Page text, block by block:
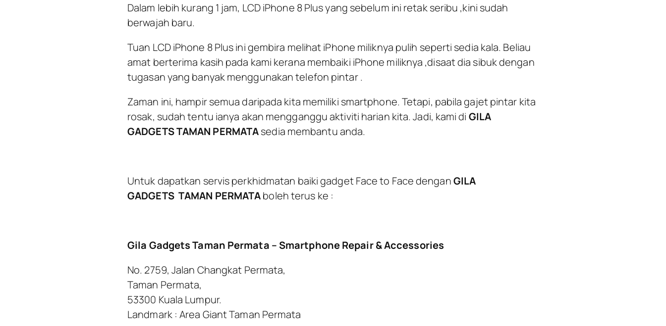
Dalam lebih kurang 1 jam, LCD iPhone 8 Plus yang sebelum ini retak seribu ,kini sudah
berwajah baru.
Tuan LCD iPhone 8 Plus ini gembira melihat iPhone miliknya pulih seperti sedia kala. Beliau
amat berterima kasih pada kami kerana membaiki iPhone miliknya ,disaat dia sibuk dengan
tugasan yang banyak menggunakan telefon pintar .
Zaman ini, hampir semua daripada kita memiliki smartphone. Tetapi, pabila gajet pintar kita
rosak, sudah tentu ianya akan mengganggu aktiviti harian kita. Jadi, kami di GILA
GADGETS TAMAN PERMATAsedia membantu anda.
Untuk dapatkan servis perkhidmatan baiki gadget Face to Face denganGILA
GADGETS TAMAN PERMATAboleh terus ke :
Gila Gadgets Taman Permata – Smartphone Repair & Accessories
No. 2759, Jalan Changkat Permata,
Taman Permata,
53300 Kuala Lumpur.
Landmark : Area Giant Taman Permata